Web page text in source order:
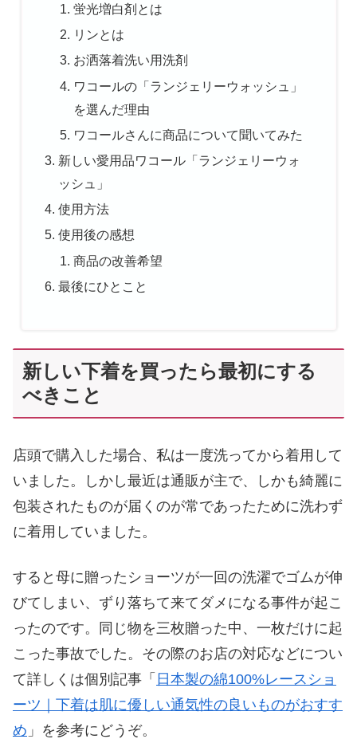
蛍光増白剤とは
リンとは
お洒落着洗い用洗剤
ワコールの「ランジェリーウォッシュ」
を選んだ理由
ワコールさんに商品について聞いてみた
新しい愛用品ワコール「ランジェリーウォ
ッシュ」
使用方法
使用後の感想
商品の改善希望
最後にひとこと
新しい下着を買ったら最初にする
べきこと
店頭で購入した場合、私は一度洗ってから着用して
いました。しかし最近は通販が主で、しかも綺麗に
包装されたものが届くのが常であったために洗わず
に着用していました。
すると母に贈ったショーツが一回の洗濯でゴムが伸
びてしまい、ずり落ちて来てダメになる事件が起こ
ったのです。同じ物を三枚贈った中、一枚だけに起
こった事故でした。その際のお店の対応などについ
て詳しくは個別記事「 日本製の綿100%レースショ
ーツ｜下着は肌に優しい通気性の良いものがおすす
め 」を参考にどうぞ。